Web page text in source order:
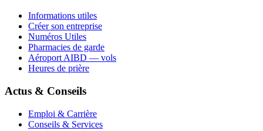
Informations utiles
Créer son entreprise
Numéros Utiles
Pharmacies de garde
Aéroport AIBD — vols
Heures de prière
Actus & Conseils
Emploi & Carrière
Conseils & Services